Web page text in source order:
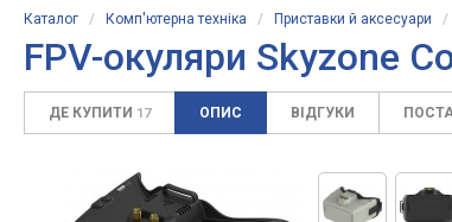
Каталог / Комп'ютерна техніка / Приставки й аксесуари /
FPV-окуляри Skyzone
ДЕ КУПИТИ 17 ОПИС ВІДГУКИ